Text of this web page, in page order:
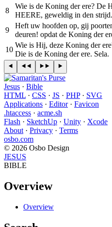
8
Wie is de Koning der ere? De
HEERE, geweldig in den strijd.
9
Heft uw hoofden op, gij
deuren! opdat de Koning der
10
Wie is Hij, deze Koning der
Die is de Koning der ere. Sela.
Jesus · Bible
HTML · CSS · JS · PHP· SVG
Applications · Editor· Favicon
.htaccess · acme.sh
Flash · SketchUp · Unity · Xcode
About · Privacy · Terms
osbo.com
© 2026 Osbo Design
JESUS
BIBLE
Overview
Overview